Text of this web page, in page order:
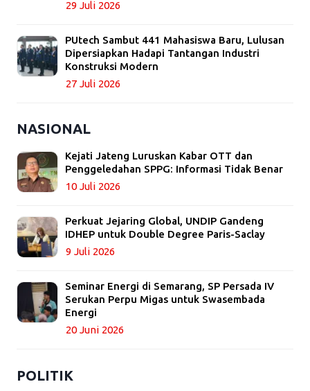
29 Juli 2026
PUtech Sambut 441 Mahasiswa Baru, Lulusan
Dipersiapkan Hadapi Tantangan Industri
Konstruksi Modern
27 Juli 2026
NASIONAL
Kejati Jateng Luruskan Kabar OTT dan
Penggeledahan SPPG: Informasi Tidak Benar
10 Juli 2026
Perkuat Jejaring Global, UNDIP Gandeng
IDHEP untuk Double Degree Paris-Saclay
9 Juli 2026
Seminar Energi di Semarang, SP Persada IV
Serukan Perpu Migas untuk Swasembada
Energi
20 Juni 2026
POLITIK